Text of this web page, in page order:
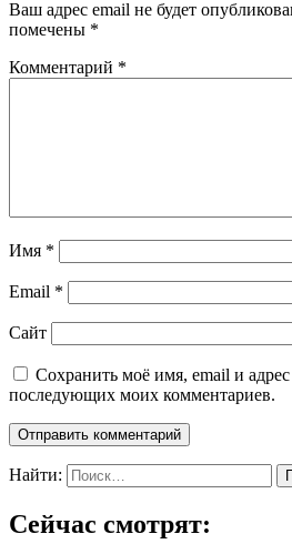
Ваш адрес email не будет
помечены *
Комментарий *
Имя *
Email *
Сайт
Сохранить моё имя, email и адрес
последующих моих комментариев.
Найти:
Сейчас смотрят: